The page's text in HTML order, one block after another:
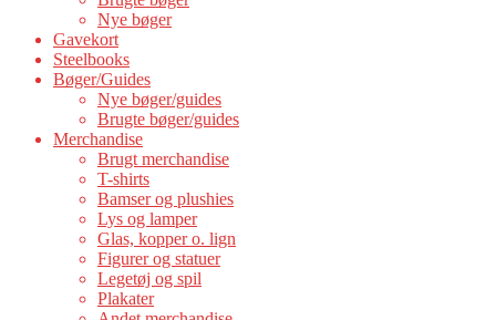
Nye bøger
Gavekort
Steelbooks
Bøger/Guides
Nye bøger/guides
Brugte bøger/guides
Merchandise
Brugt merchandise
T-shirts
Bamser og plushies
Lys og lamper
Glas, kopper o. lign
Figurer og statuer
Legetøj og spil
Plakater